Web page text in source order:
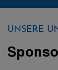
UNSERE